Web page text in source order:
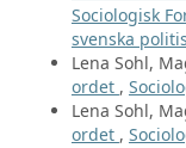
Sociologisk
svenska
Lena Sohl,
ordet ,
Lena Sohl,
ordet ,